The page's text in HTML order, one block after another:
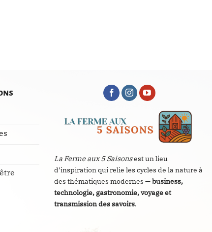
La Ferme aux 5 Saisonsest un lieu
d’inspiration qui relie les cycles de la nature à
des thématiques modernes —business,
technologie, gastronomie, voyage et
transmission des savoirs.